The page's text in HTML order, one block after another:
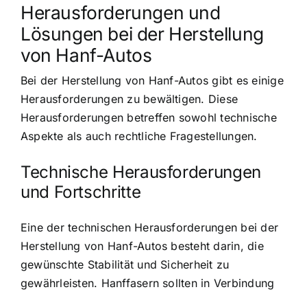
Herausforderungen und
Lösungen bei der Herstellung
von Hanf-Autos
Bei der Herstellung von Hanf-Autos gibt es einige
Herausforderungen zu bewältigen. Diese
Herausforderungen betreffen sowohl technische
Aspekte als auch rechtliche Fragestellungen.
Technische Herausforderungen
und Fortschritte
Eine der technischen Herausforderungen bei der
Herstellung von Hanf-Autos besteht darin, die
gewünschte Stabilität und Sicherheit zu
gewährleisten. Hanffasern sollten in Verbindung